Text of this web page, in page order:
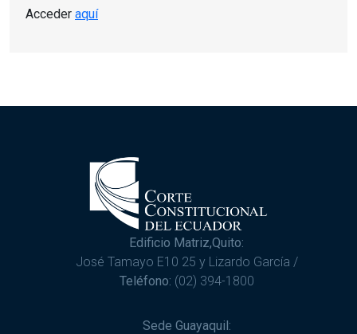
Acceder aquí
Edificio Matriz,Quito:
José Tamayo E10 25 y Lizardo García /
Teléfono: (02) 394-1800
Sede Guayaquil: